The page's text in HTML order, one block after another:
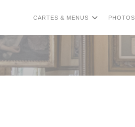
de cookies
CARTES & MENUS PHOTOS